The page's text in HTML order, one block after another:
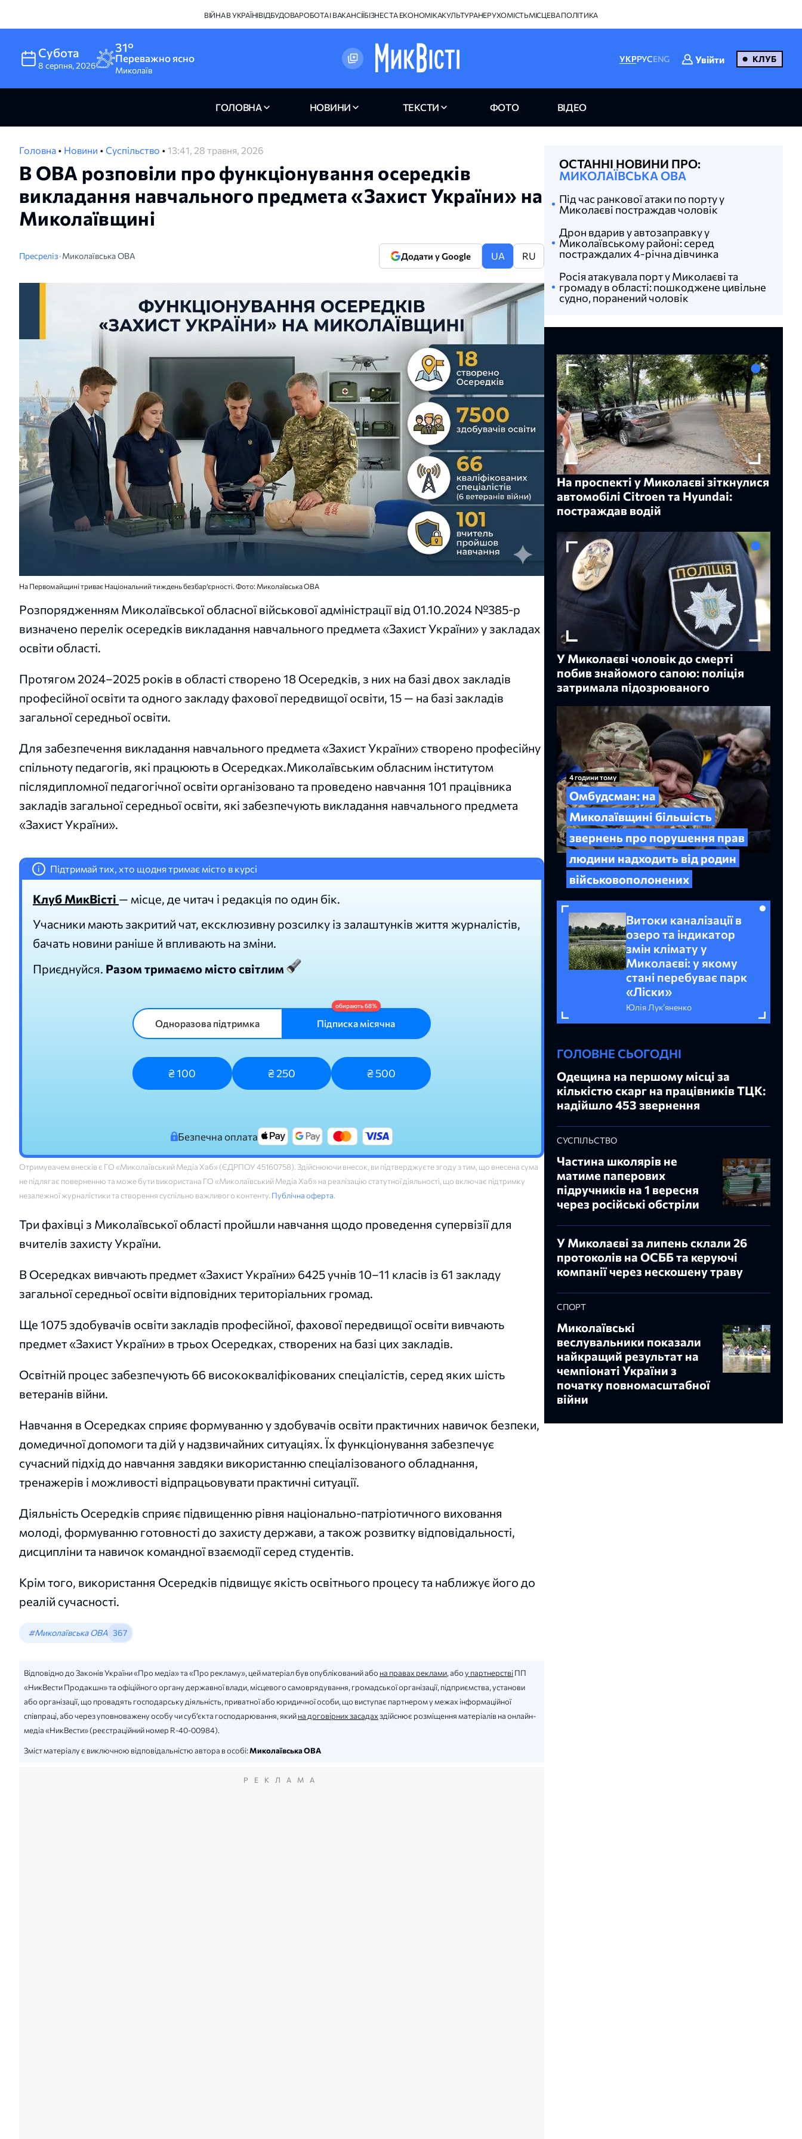
ВІЙНА В УКРАЇНІВІДБУДОВАРОБОТА І ВАКАНСІЇБІЗНЕС ТА ЕКОНОМІКАКУЛЬТУРАНЕРУХОМІСТЬМІСЦЕВА ПОЛІТИКА
Субота
8 серпня,2026
31°
Переважно ясно
Миколаїв
УКРРУСENG Увійти КЛУБ
ГОЛОВНА НОВИНИ ТЕКСТИ ФОТО ВІДЕО
Головна • Новини • Суспільство • 13:41, 28 травня, 2026
В ОВА розповіли про функціонування осередків
викладання навчального предмета «Захист України» на
Миколаївщині
Пресреліз•Миколаївська ОВА Додати у Google UA RU
На Первомайщині триває Національний тиждень безбар’єрності. Фото: Миколаївська ОВА
Розпорядженням Миколаївської обласної військової адміністрації від 01.10.2024 №385-р
визначено перелік осередків викладання навчального предмета «Захист України» у закладах
освіти області.
Протягом 2024–2025 років в області створено 18 Осередків, з них на базі двох закладів
професійної освіти та одного закладу фахової передвищої освіти, 15 — на базі закладів
загальної середньої освіти.
Для забезпечення викладання навчального предмета «Захист України» створено професійну
спільноту педагогів, які працюють в Осередках.Миколаївським обласним інститутом
післядипломної педагогічної освіти організовано та проведено навчання 101 працівника
закладів загальної середньої освіти, які забезпечують викладання навчального предмета
«Захист України».
i Підтримай тих, хто щодня тримає місто в курсі
Клуб МикВісті — місце, де читач і редакція по один бік.
Учасники мають закритий чат, ексклюзивну розсилку із залаштунків життя журналістів,
бачать новини раніше й впливають на зміни.
Приєднуйся. Разом тримаємо місто світлим
Одноразова підтримка Підписка місячна
₴ 100 ₴ 250 ₴ 500
Безпечна оплата
Отримувачем внесків є ГО «Миколаївський Медіа Хаб» (ЄДРПОУ 45160758). Здійснюючи внесок, ви підтверджуєте згоду з тим, що внесена сума
не підлягає поверненню та може бути використана ГО «Миколаївський Медіа Хаб» на реалізацію статутної діяльності, що включає підтримку
незалежної журналістики та створення суспільно важливого контенту. Публічна оферта.
Три фахівці з Миколаївської області пройшли навчання щодо проведення супервізії для
вчителів захисту України.
В Осередках вивчають предмет «Захист України» 6425 учнів 10–11 класів із 61 закладу
загальної середньої освіти відповідних територіальних громад.
Ще 1075 здобувачів освіти закладів професійної, фахової передвищої освіти вивчають
предмет «Захист України» в трьох Осередках, створених на базі цих закладів.
Освітній процес забезпечують 66 висококваліфікованих спеціалістів, серед яких шість
ветеранів війни.
Навчання в Осередках сприяє формуванню у здобувачів освіти практичних навичок безпеки,
домедичної допомоги та дій у надзвичайних ситуаціях. Їх функціонування забезпечує
сучасний підхід до навчання завдяки використанню спеціалізованого обладнання,
тренажерів і можливості відпрацьовувати практичні ситуації.
Діяльність Осередків сприяє підвищенню рівня національно-патріотичного виховання
молоді, формуванню готовності до захисту держави, а також розвитку відповідальності,
дисципліни та навичок командної взаємодії серед студентів.
Крім того, використання Осередків підвищує якість освітнього процесу та наближує його до
реалій сучасності.
#Миколаївська ОВА 367
Відповідно до Законів України «Про медіа» та «Про рекламу», цей матеріал був опублікований або на правах реклами, абоу партнерствіПП
«НикВести Продакшн» та офіційного органу державної влади, місцевого самоврядування, громадської організації, підприємства, установи
або організації, що провадять господарську діяльність, приватної або юридичної особи, що виступає партнером у межах інформаційної
співпраці, або через уповноважену особу чи суб’єкта господарювання, якийна договірних засадахздійснює розміщення матеріалів на онлайн-
медіа «НикВести» (реєстраційний номер R-40-00984).
Зміст матеріалу є виключною відповідальністю автора в особі:Миколаївська ОВА
РЕКЛАМА
ОСТАННІ НОВИНИ ПРО:
МИКОЛАЇВСЬКА ОВА
Під час ранкової атаки по порту у
Миколаєві постраждав чоловік
Дрон вдарив у автозаправку у
Миколаївському районі: серед
постраждалих 4-річна дівчинка
Росія атакувала порт у Миколаєві та
громаду в області: пошкоджене цивільне
судно, поранений чоловік
На проспекті у Миколаєві зіткнулися
автомобілі Citroen та Hyundai:
постраждав водій
У Миколаєві чоловік до смерті
побив знайомого сапою: поліція
затримала підозрюваного
4 години тому
Омбудсман: на
Миколаївщині більшість
звернень про порушення прав
людини надходить від родин
військовополонених
Витоки каналізації в
озеро та індикатор
змін клімату у
Миколаєві: у якому
стані перебуває парк
«Ліски»
Юлія Лук’яненко
ГОЛОВНЕ СЬОГОДНІ
Одещина на першому місці за
кількістю скарг на працівників ТЦК:
надійшло 453 звернення
СУСПІЛЬСТВО
Частина школярів не
матиме паперових
підручників на 1 вересня
через російські обстріли
У Миколаєві за липень склали 26
протоколів на ОСББ та керуючі
компанії через нескошену траву
СПОРТ
Миколаївські
веслувальники показали
найкращий результат на
чемпіонаті України з
початку повномасштабної
війни